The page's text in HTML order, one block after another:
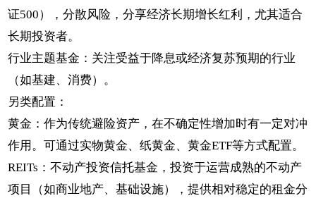
证500），分散风险，分享经济长期增长红利，尤其适合
长期投资者。
行业主题基金：关注受益于降息或经济复苏预期的行业
（如基建、消费）。
另类配置：
黄金：作为传统避险资产，在不确定性增加时有一定对冲
作用。可通过实物黄金、纸黄金、黄金ETF等方式配置。
REITs：不动产投资信托基金，投资于运营成熟的不动产
项目（如商业地产、基础设施），提供相对稳定的租金分